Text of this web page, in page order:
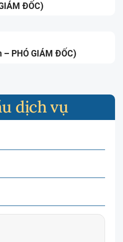
ĐỐC)
PHÓ GIÁM ĐỐC)
dịch vụ